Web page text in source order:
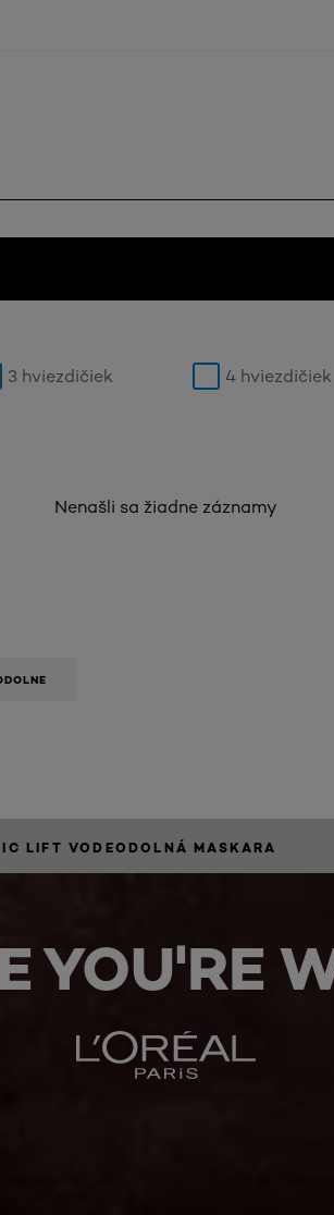
3 hviezdičiek 4 hviezdičiek
Nenašli sa žiadne záznamy
LIFT VODEODOLNÁ MASKARA
YOU'RE